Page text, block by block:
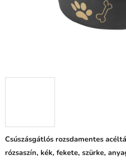
Csúszásgátlós rozsdamentes
rózsaszín, kék, fekete, szürke,